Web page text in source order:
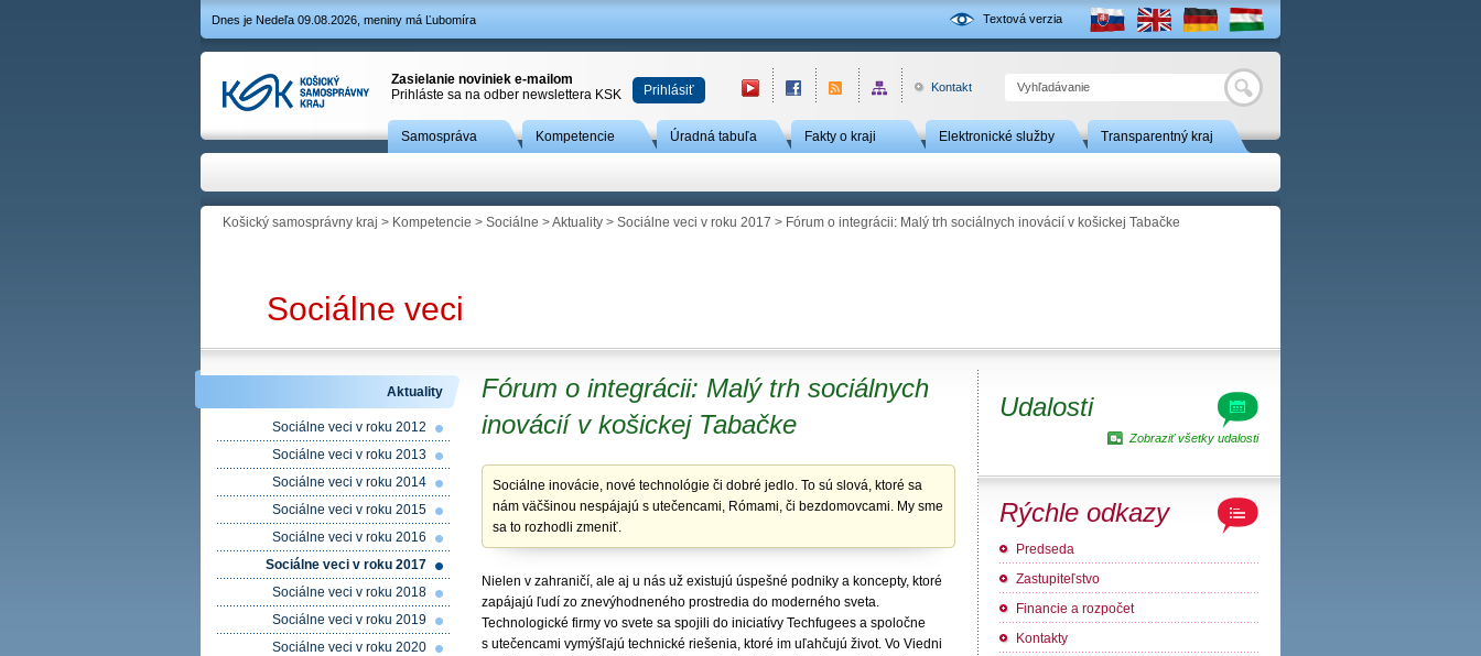
Textová verzia
Dnes je Nedeľa 09.08.2026, meniny má Ľubomíra
Hľadať
Zasielanie noviniek e-mailom
Prihláste sa na odber newslettera KSK
Prihlásiť Kontakt
Samospráva Kompetencie Úradná tabuľa Fakty o kraji Elektronické služby Transparentný kraj
Košický samosprávny kraj > Kompetencie > Sociálne >Aktuality > Sociálne veci v roku 2017 > Fórum o integrácii: Malý trh sociálnych inovácií v košickej Tabačke
Sociálne veci
Fórum o integrácii: Malý trh sociálnych
inovácií v košickej Tabačke
Sociálne inovácie, nové technológie či dobré jedlo. To sú slová, ktoré sa
nám väčšinou nespájajú s utečencami, Rómami, či bezdomovcami. My sme
sa to rozhodli zmeniť.
Nielen v zahraničí, ale aj u nás už existujú úspešné podniky a koncepty, ktoré
zapájajú ľudí zo znevýhodneného prostredia do moderného sveta.
Technologické firmy vo svete sa spojili do iniciatívy Techfugees a spoločne
s utečencami vymýšľajú technické riešenia, ktoré im uľahčujú život. Vo Viedni
Aktuality
Sociálne veci v roku 2012
Sociálne veci v roku 2013
Sociálne veci v roku 2014
Sociálne veci v roku 2015
Sociálne veci v roku 2016
Sociálne veci v roku 2017
Sociálne veci v roku 2018
Sociálne veci v roku 2019
Sociálne veci v roku 2020
Udalosti
Zobraziť všetky udalosti
Rýchle odkazy
Predseda
Zastupiteľstvo
Financie a rozpočet
Kontakty